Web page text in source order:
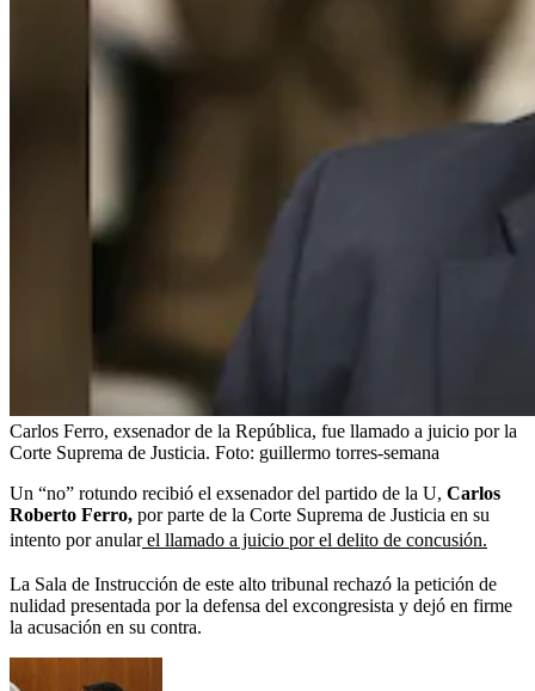
Carlos Ferro, exsenador de la República, fue llamado a juicio por la
Corte Suprema de Justicia. Foto: guillermo torres-semana
Un “no” rotundo recibió el exsenador del partido de la U, Carlos
Roberto Ferro, por parte de la Corte Suprema de Justicia en su
intento por anularel llamado a juicio por el delito de concusión.
La Sala de Instrucción de este alto tribunal rechazó la petición de
nulidad presentada por la defensa del excongresista y dejó en firme
la acusación en su contra.